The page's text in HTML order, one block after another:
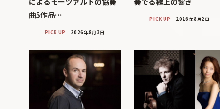
曲5作品…
PICK UP 2026年8月3日
PICK UP 2026年8月2日